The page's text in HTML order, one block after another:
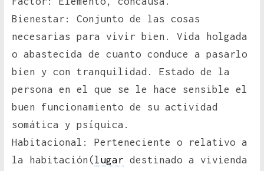
Bienestar: Conjunto de las cosas
necesarias para vivir bien. Vida holgada
o abastecida de cuanto conduce a pasarlo
bien y con tranquilidad. Estado de la
persona en el que se le hace sensible el
buen funcionamiento de su actividad
somática y psíquica.
Habitacional: Perteneciente o relativo a
la habitación(lugar destinado a vivienda